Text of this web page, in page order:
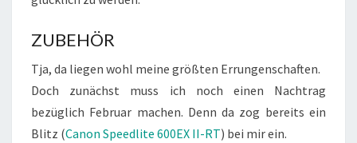
ZUBEHÖR
Tja, da liegen wohl meine größten Errungenschaften.
Doch zunächst muss ich noch einen Nachtrag
bezüglich Februar machen. Denn da zog bereits ein
Blitz (Canon Speedlite 600EX II-RT) bei mir ein.